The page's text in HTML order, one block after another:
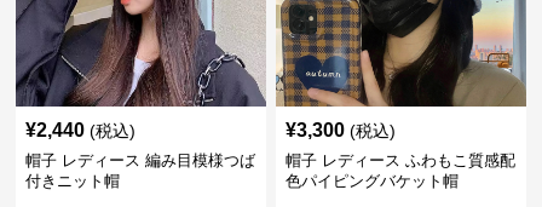
¥2,440 (税込)
帽子 レディース 編み目模様つば
付きニット帽
¥3,300 (税込)
帽子 レディース ふわもこ質感配
色パイピングバケット帽